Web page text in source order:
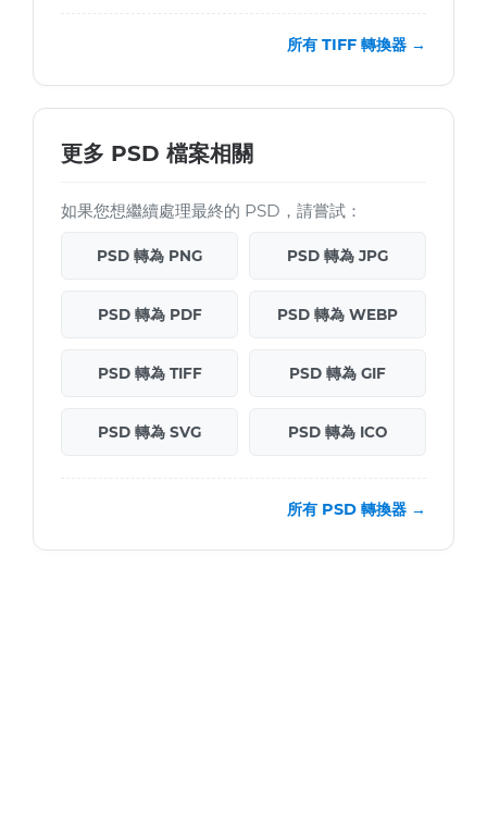
所有 TIFF 轉換器 →
更多 PSD 檔案相關
如果您想繼續處理最終的 PSD，請嘗試：
PSD 轉為 PNG PSD 轉為 JPG
PSD 轉為 PDF PSD 轉為 WEBP
PSD 轉為 TIFF PSD 轉為 GIF
PSD 轉為 SVG PSD 轉為 ICO
所有 PSD 轉換器 →